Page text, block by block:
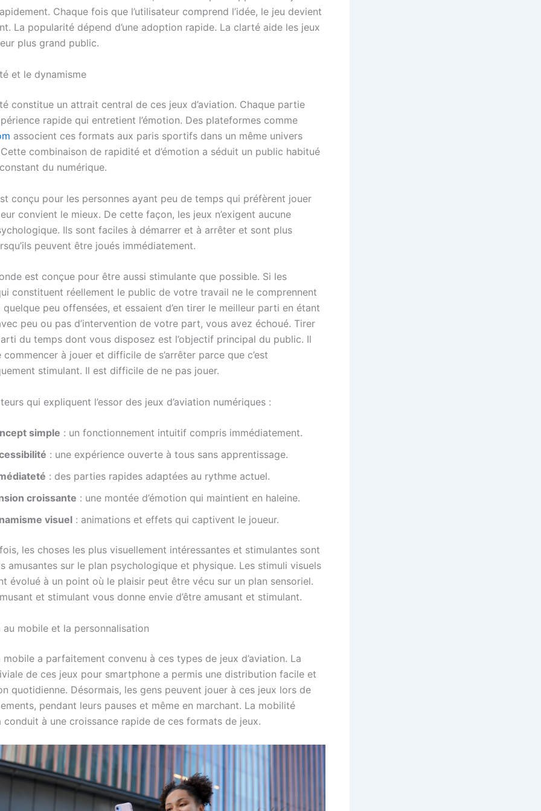
Chaque fois que l’utilisateur comprend l’idée, le jeu devient
La popularité dépend d’une adoption rapide. La clarté aide les jeux
plus grand public.
et le dynamisme
constitue un attrait central de ces jeux d’aviation. Chaque partie
rapide qui entretient l’émotion. Des plateformes comme
associent ces formats aux paris sportifs dans un même univers
combinaison de rapidité et d’émotion a séduit un public habitué
du numérique.
conçu pour les personnes ayant peu de temps qui préfèrent jouer
convient le mieux. De cette façon, les jeux n’exigent aucune
Ils sont faciles à démarrer et à arrêter et sont plus
peuvent être joués immédiatement.
est conçue pour être aussi stimulante que possible. Si les
constituent réellement le public de votre travail ne le comprennent
quelque peu offensées, et essaient d’en tirer le meilleur parti en étant
peu ou pas d’intervention de votre part, vous avez échoué. Tirer
du temps dont vous disposez est l’objectif principal du public. Il
à jouer et difficile de s’arrêter parce que c’est
stimulant. Il est difficile de ne pas jouer.
qui expliquent l’essor des jeux d’aviation numériques :
simple : un fonctionnement intuitif compris immédiatement.
: une expérience ouverte à tous sans apprentissage.
: des parties rapides adaptées au rythme actuel.
croissante : une montée d’émotion qui maintient en haleine.
visuel : animations et effets qui captivent le joueur.
les choses les plus visuellement intéressantes et stimulantes sont
amusantes sur le plan psychologique et physique. Les stimuli visuels
évolué à un point où le plaisir peut être vécu sur un plan sensoriel.
et stimulant vous donne envie d’être amusant et stimulant.
au mobile et la personnalisation
mobile a parfaitement convenu à ces types de jeux d’aviation. La
de ces jeux pour smartphone a permis une distribution facile et
quotidienne. Désormais, les gens peuvent jouer à ces jeux lors de
pendant leurs pauses et même en marchant. La mobilité
conduit à une croissance rapide de ces formats de jeux.